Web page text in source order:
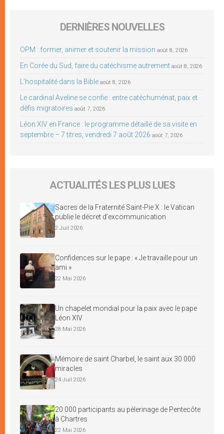
DERNIÈRES NOUVELLES
OPM : former, animer et soutenir la mission août 8, 2026
En Corée du Sud, faire du catéchisme autrement août 8, 2026
L’hospitalité dans la Bible août 8, 2026
Le cardinal Aveline se confie : entre catéchuménat, paix et
défis migratoires août 7, 2026
Léon XIV en France : le programme détaillé de sa visite en
septembre – 7 titres, vendredi 7 août 2026 août 7, 2026
ACTUALITÉS LES PLUS LUES
Sacres de la Fraternité Saint-Pie X : le Vatican
publie le décret d’excommunication
2 Juil 2026
Confidences sur le pape : « Je travaille pour un
ami »
22 Mai 2026
Un chapelet mondial pour la paix avec le pape
Léon XIV
28 Mai 2026
Mémoire de saint Charbel, le saint aux 30 000
miracles
24 Juil 2026
20 000 participants au pèlerinage de Pentecôte
à Chartres
22 Mai 2026